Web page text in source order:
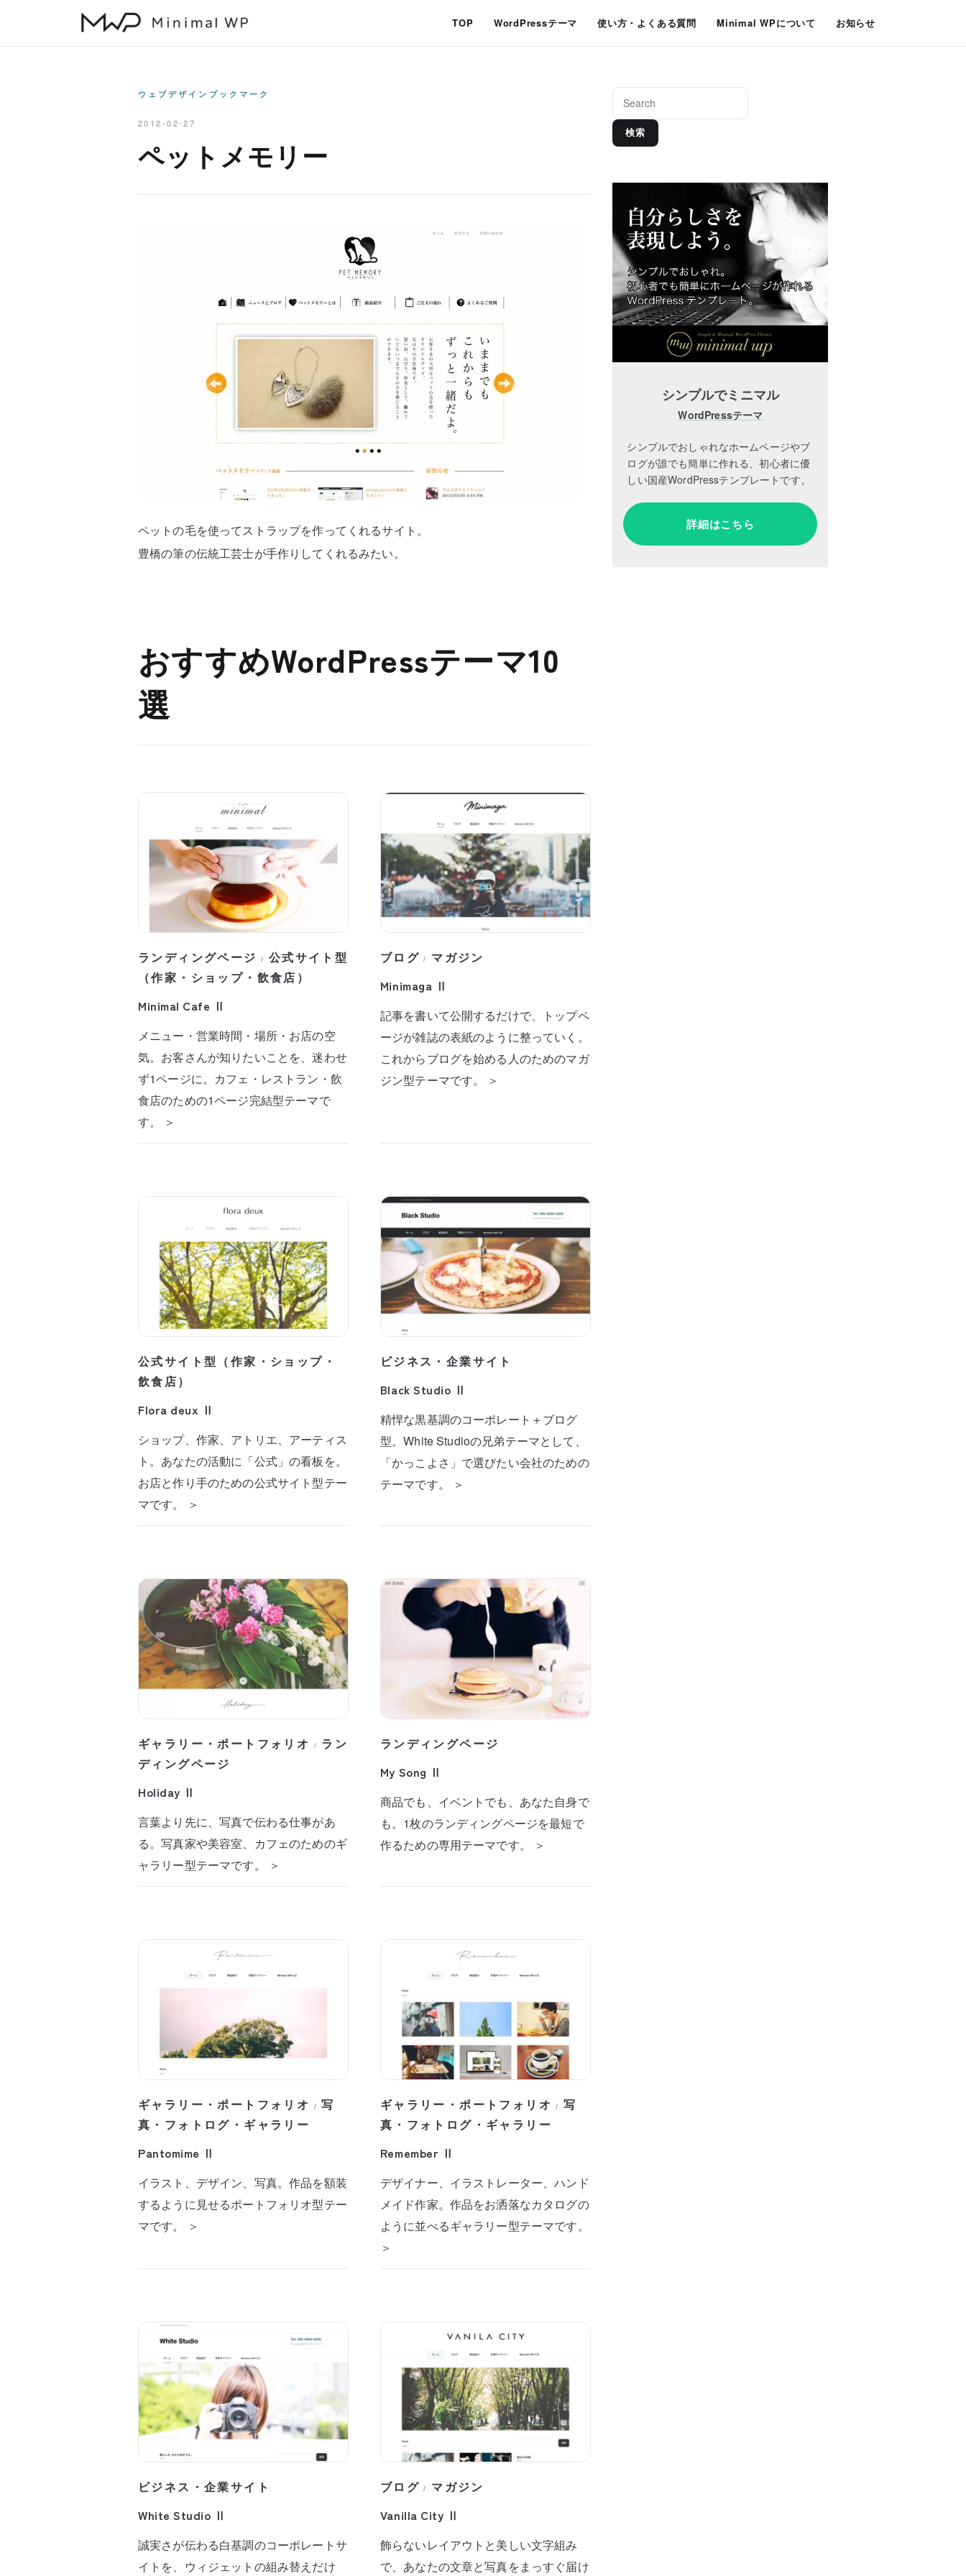
TOP WordPressテーマ 使い方・よくある質問 Minimal WPについて お知らせ
ウェブデザインブックマーク
2012-02-27
ペットメモリー
ペットの毛を使ってストラップを作ってくれるサイト。
豊橋の筆の伝統工芸士が手作りしてくれるみたい。
おすすめWordPressテーマ10
選
ランディングページ / 公式サイト型
（作家・ショップ・飲食店）
Minimal Cafe Ⅱ
メニュー・営業時間・場所・お店の空
気。お客さんが知りたいことを、迷わせ
ず1ページに。カフェ・レストラン・飲
食店のための1ページ完結型テーマで
す。 ＞
ブログ / マガジン
Minimaga Ⅱ
記事を書いて公開するだけで、トップペ
ージが雑誌の表紙のように整っていく。
これからブログを始める人のためのマガ
ジン型テーマです。 ＞
公式サイト型（作家・ショップ・
飲食店）
Flora deux Ⅱ
ショップ、作家、アトリエ、アーティス
ト。あなたの活動に「公式」の看板を。
お店と作り手のための公式サイト型テー
マです。 ＞
ビジネス・企業サイト
Black Studio Ⅱ
精悍な黒基調のコーポレート＋ブログ
型。White Studioの兄弟テーマとして、
「かっこよさ」で選びたい会社のための
テーマです。 ＞
ギャラリー・ポートフォリオ / ラン
ディングページ
Holiday Ⅱ
言葉より先に、写真で伝わる仕事があ
る。写真家や美容室、カフェのためのギ
ャラリー型テーマです。 ＞
ランディングページ
My Song Ⅱ
商品でも、イベントでも、あなた自身で
も。1枚のランディングページを最短で
作るための専用テーマです。 ＞
ギャラリー・ポートフォリオ /写
真・フォトログ・ギャラリー
Pantomime Ⅱ
イラスト、デザイン、写真。作品を額装
するように見せるポートフォリオ型テー
マです。 ＞
ギャラリー・ポートフォリオ /写
真・フォトログ・ギャラリー
Remember Ⅱ
デザイナー、イラストレーター、ハンド
メイド作家。作品をお洒落なカタログの
ように並べるギャラリー型テーマです。
＞
ビジネス・企業サイト
White Studio Ⅱ
誠実さが伝わる白基調のコーポレートサ
イトを、ウィジェットの組み替えだけ
ブログ / マガジン
Vanilla City Ⅱ
飾らないレイアウトと美しい文字組み
で、あなたの文章と写真をまっすぐ届け
検索
シンプルでミニマル
WordPressテーマ
シンプルでおしゃれなホームページやブ
ログが誰でも簡単に作れる、初心者に優
しい国産WordPressテンプレートです。
詳細はこちら